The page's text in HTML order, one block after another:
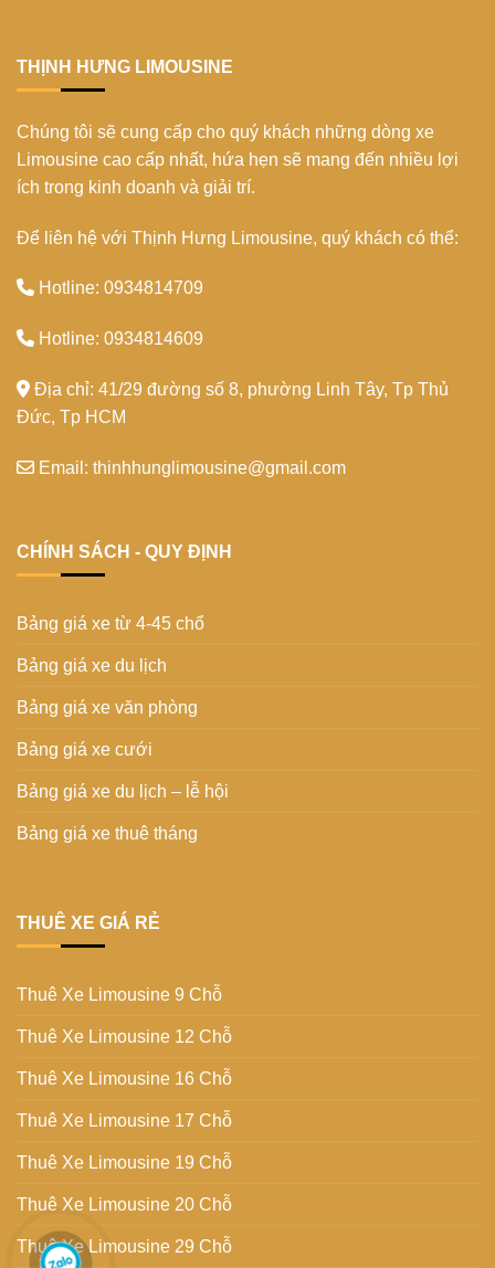
Top
lịch
Nha
THỊNH HƯNG LIMOUSINE
Chúng tôi sẽ cung cấp cho quý khách những dòng xe
Limousine cao cấp nhất, hứa hẹn sẽ mang đến nhiều lợi
ích trong kinh doanh và giải trí.
Để liên hệ với Thịnh Hưng Limousine, quý khách có thể:
Hotline: 0934814709
Hotline: 0934814609
Địa chỉ: 41/29 đường số 8, phường Linh Tây, Tp Thủ
Đức, Tp HCM
Email: thinhhunglimousine@gmail.com
CHÍNH SÁCH - QUY ĐỊNH
Bảng giá xe từ 4-45 chổ
Bảng giá xe du lịch
Bảng giá xe văn phòng
Bảng giá xe cưới
Bảng giá xe du lịch – lễ hội
Bảng giá xe thuê tháng
THUÊ XE GIÁ RẺ
Thuê Xe Limousine 9 Chỗ
Thuê Xe Limousine 12 Chỗ
Thuê Xe Limousine 16 Chỗ
Thuê Xe Limousine 17 Chỗ
Thuê Xe Limousine 19 Chỗ
Thuê Xe Limousine 20 Chỗ
Thuê Xe Limousine 29 Chỗ